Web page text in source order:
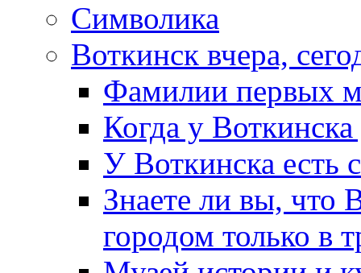
Символика
Воткинск вчера,
Фамилии первых
Когда у
У Воткинска есть
Знаете ли вы, что
городом только в